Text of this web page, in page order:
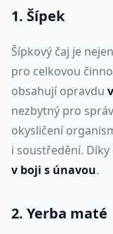
1. Šípek
Šípkový čaj je
pro celkovou
obsahují opravdu
nezbytný pro
okysličení
i soustředění. Díky
v boji s únavou.
2. Yerba maté